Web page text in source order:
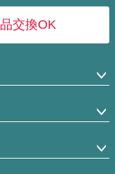
交換OK